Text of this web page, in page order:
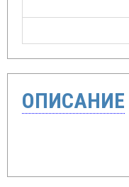
ОПИСАНИЕ